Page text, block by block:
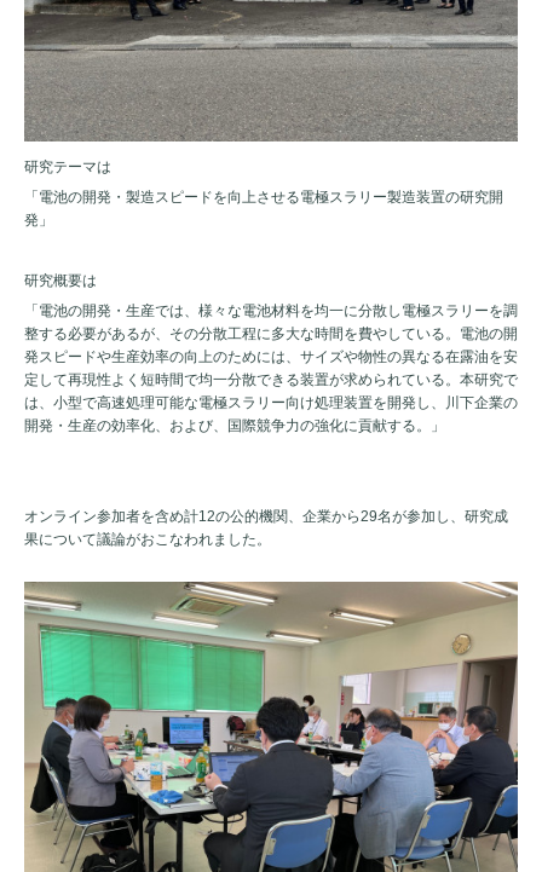
研究テーマは
「電池の開発・製造スピードを向上させる電極スラリー製造装置の研究開
発」
研究概要は
「電池の開発・生産では、様々な電池材料を均一に分散し電極スラリーを調
整する必要があるが、その分散工程に多大な時間を費やしている。電池の開
発スピードや生産効率の向上のためには、サイズや物性の異なる在露油を安
定して再現性よく短時間で均一分散できる装置が求められている。本研究で
は、小型で高速処理可能な電極スラリー向け処理装置を開発し、川下企業の
開発・生産の効率化、および、国際競争力の強化に貢献する。」
オンライン参加者を含め計12の公的機関、企業から29名が参加し、研究成
果について議論がおこなわれました。